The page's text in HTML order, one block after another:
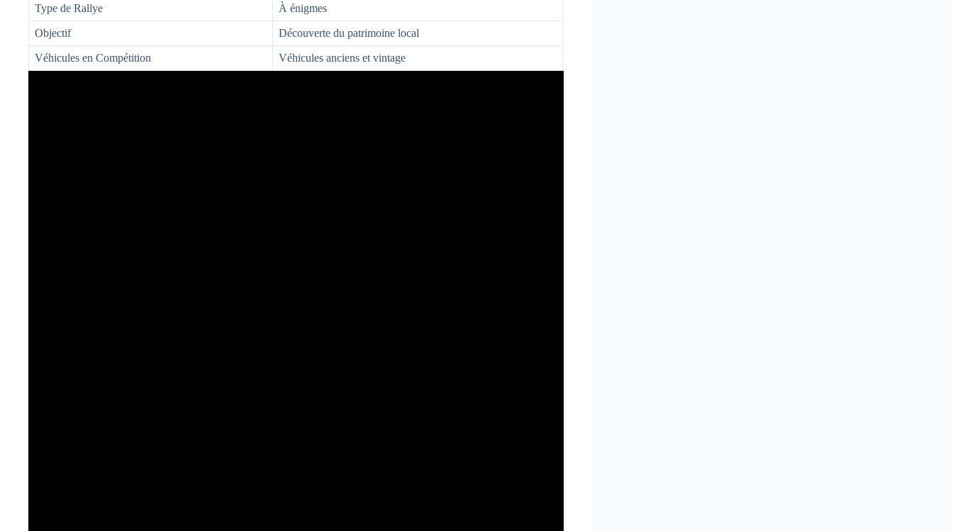
Type de Rallye À énigmes
Objectif Découverte du patrimoine local
Véhicules en Compétition Véhicules anciens et vintage